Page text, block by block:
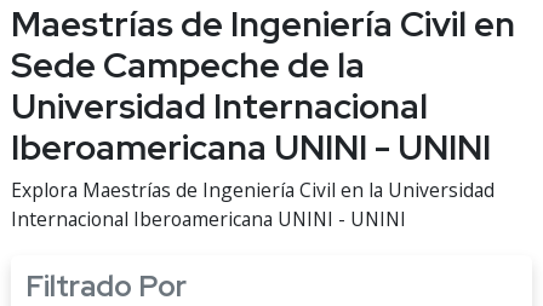
Maestrías de Ingeniería Civil en
Sede Campeche de la
Universidad Internacional
Iberoamericana UNINI - UNINI
Explora Maestrías de Ingeniería Civil en la Universidad
Internacional Iberoamericana UNINI - UNINI
Filtrado Por